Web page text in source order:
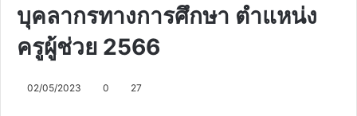
บุคลากรทางการศึกษา ตำแหน่ง
ครูผู้ช่วย 2566
02/05/2023 0 27